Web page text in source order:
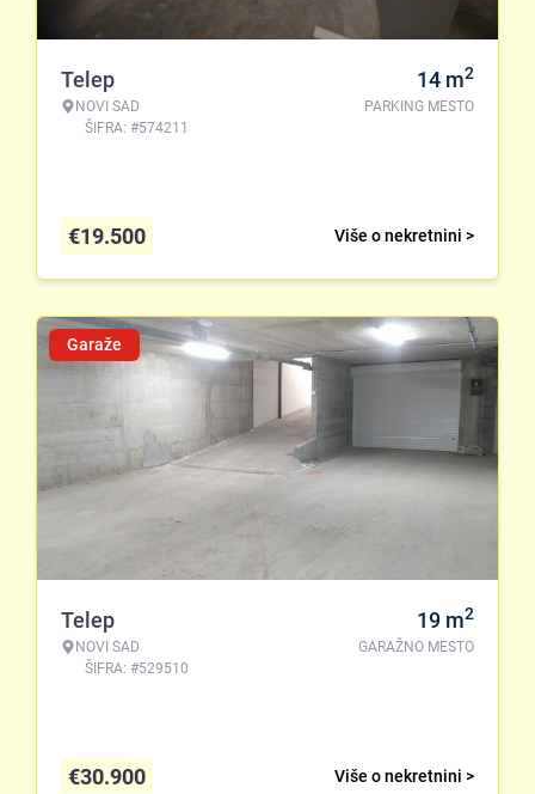
Telep
NOVI SAD
ŠIFRA: #574211
14 m2
PARKING MESTO
Više o nekretnini >
€19.500
Garaže
Telep
NOVI SAD
ŠIFRA: #529510
19 m2
GARAŽNO MESTO
Više o nekretnini >
€30.900